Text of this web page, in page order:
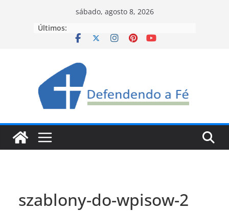
sábado, agosto 8, 2026
Últimos:
szablony-do-wpisow-2